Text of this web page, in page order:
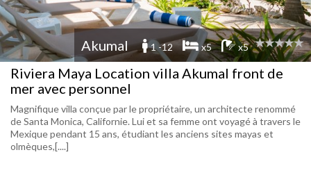
Akumal 1 -12 x5 x5
Riviera Maya Location villa Akumal front de
mer avec personnel
Magnifique villa conçue par le propriétaire, un architecte renommé
de Santa Monica, Californie. Lui et sa femme ont voyagé à travers le
Mexique pendant 15 ans, étudiant les anciens sites mayas et
olmèques,[....]